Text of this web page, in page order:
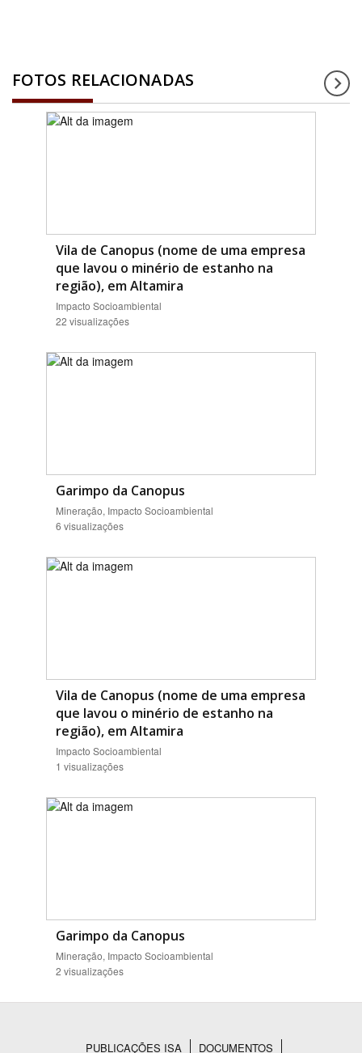
FOTOS RELACIONADAS
Vila de Canopus (nome de uma empresa
que lavou o minério de estanho na
região), em Altamira
Impacto Socioambiental
22 visualizações
Garimpo da Canopus
Mineração, Impacto Socioambiental
6 visualizações
Vila de Canopus (nome de uma empresa
que lavou o minério de estanho na
região), em Altamira
Impacto Socioambiental
1 visualizações
Garimpo da Canopus
Mineração, Impacto Socioambiental
2 visualizações
PUBLICAÇÕES ISA DOCUMENTOS